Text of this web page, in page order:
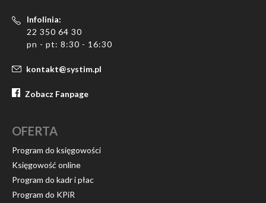
Infolinia:
22 350 64 30
pn - pt: 8:30 - 16:30
kontakt@systim.pl
Zobacz Fanpage
OFERTA
Program do księgowości
Księgowość online
Program do kadr i płac
Program do KPiR